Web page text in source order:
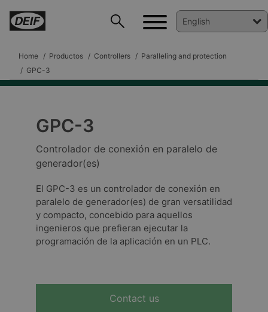
Home Productos Controllers
Paralleling and protection
GPC-3
GPC-3
Controlador de conexión en paralelo de
generador(es)
El GPC-3 es un controlador de conexión en
paralelo de generador(es) de gran versatilidad
y compacto, concebido para aquellos
ingenieros que prefieran ejecutar la
programación de la aplicación en un PLC.
Contact us
DEIF PowerAI